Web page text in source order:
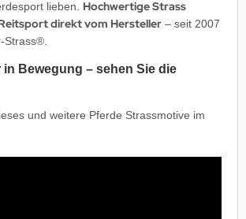
lieben. Hochwertige Strass
direkt vom Hersteller – seit 2007
Strass®.
in Bewegung – sehen Sie die
und weitere Pferde Strassmotive im